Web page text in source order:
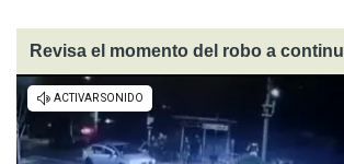
Revisa el momento del robo a